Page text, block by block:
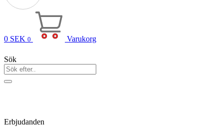
0 SEK 0 Varukorg
Sök
Erbjudanden